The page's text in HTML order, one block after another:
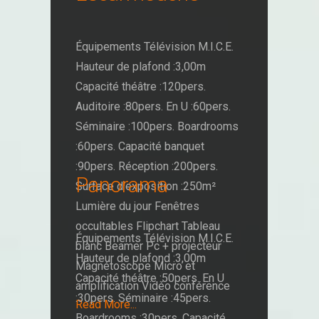
Équipements Télévision M.I.C.E.
Hauteur de plafond :3,00m
Capacité théâtre :120pers.
Auditoire :80pers. En U :60pers.
Séminaire :100pers. Boardrooms
:60pers. Capacité banquet
:90pers. Réception :200pers.
Surface d’exposition :250m²
Lumière du jour Fenêtres
occultables Flipchart Tableau
blanc Beamer Pc + projecteur
Magnétoscope Micro et
amplification Vidéo conférence
Read More...
Panorama
Équipements Télévision M.I.C.E.
Hauteur de plafond :3,00m
Capacité théâtre :50pers. En U
:30pers. Séminaire :45pers.